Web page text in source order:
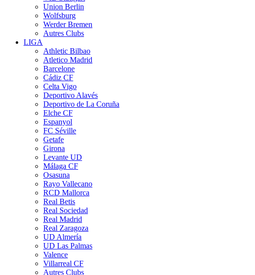
Union Berlin
Wolfsburg
Werder Bremen
Autres Clubs
LIGA
Athletic Bilbao
Atletico Madrid
Barcelone
Cádiz CF
Celta Vigo
Deportivo Alavés
Deportivo de La Coruña
Elche CF
Espanyol
FC Séville
Getafe
Girona
Levante UD
Málaga CF
Osasuna
Rayo Vallecano
RCD Mallorca
Real Betis
Real Sociedad
Real Madrid
Real Zaragoza
UD Almería
UD Las Palmas
Valence
Villarreal CF
Autres Clubs